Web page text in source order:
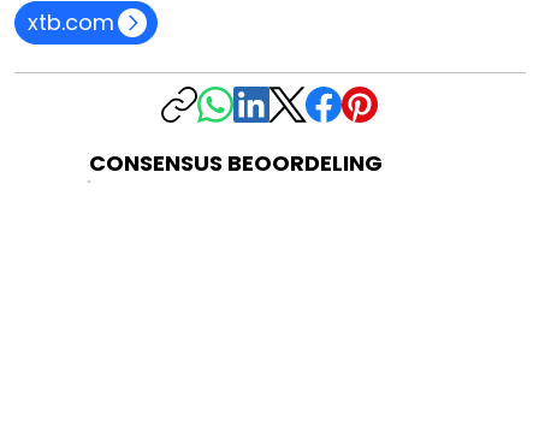
xtb.com
CONSENSUS BEOORDELING